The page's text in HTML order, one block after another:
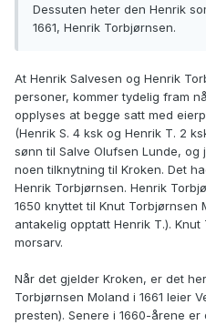
Dessuten heter den Henrik
1661, Henrik Torbjørnsen.
At Henrik Salvesen og Henrik
personer, kommer tydelig fram
opplyses at begge satt med
(Henrik S. 4 ksk og Henrik T. 2
sønn til Salve Olufsen Lunde,
noen tilknytning til Kroken. Det
Henrik Torbjørnsen. Henrik
1650 knyttet til Knut Torbjørnsen
antakelig opptatt Henrik T.).
morsarv.
Når det gjelder Kroken, er det
Torbjørnsen Moland i 1661 leier
presten). Senere i 1660-årene